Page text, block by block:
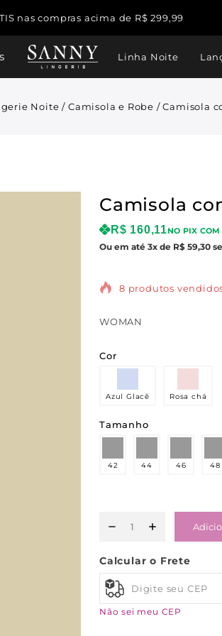
nas compras acima de R$ 299,99
Linha Noite
Noite / Camisola e Robe / Camisola
Camisola
R$ 160,11NO PIX COM
Ou em até 3x de R$ 59,30
8 produtos
WOMAN
Cor
Azul Glacê Rosa chá
Tamanho
42 44 46 48
Calcular o Frete
Não sei meu CEP